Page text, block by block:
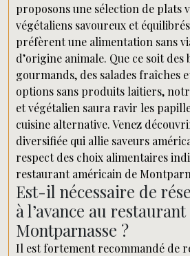
proposons une sélection de plats
végétaliens savoureux et
préfèrent une alimentation sans
d’origine animale. Que ce soit
gourmands, des salades fraîches
options sans produits laitiers,
et végétalien saura ravir les
cuisine alternative. Venez
diversifiée qui allie saveurs
respect des choix alimentaires
restaurant américain de
Est-il nécessaire de
à l’avance au
Montparnasse ?
Il est fortement recommandé de